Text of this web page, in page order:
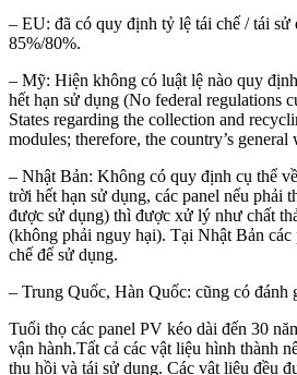
– EU: đã có quy định tỷ lệ tái chế / tái
85%/80%.
– Mỹ: Hiện không có luật lệ nào quy
hết hạn sử dụng (No federal regulations
States regarding the collection and
modules; therefore, the country’s
– Nhật Bản: Không có quy định cụ thể
trời hết hạn sử dụng, các panel nếu phải
được sử dụng) thì được xử lý như chất
(không phải nguy hại). Tại Nhật Bản các
chế để sử dụng.
– Trung Quốc, Hàn Quốc: cũng có đánh
Tuổi thọ các panel PV kéo dài đến 30
vận hành.Tất cả các vật liệu hình thành
thu hồi và tái sử dụng. Các vật liệu đều